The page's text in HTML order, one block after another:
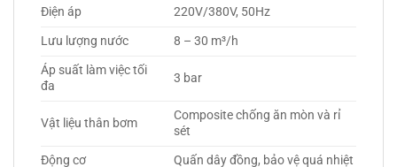
Điện áp
220V/380V, 50Hz
Lưu lượng nước
8 – 30 m³/h
Áp suất làm việc tối
đa
3 bar
Vật liệu thân bơm
Composite chống ăn mòn và rỉ
sét
Động cơ
Quấn dây đồng, bảo vệ quá nhiệt